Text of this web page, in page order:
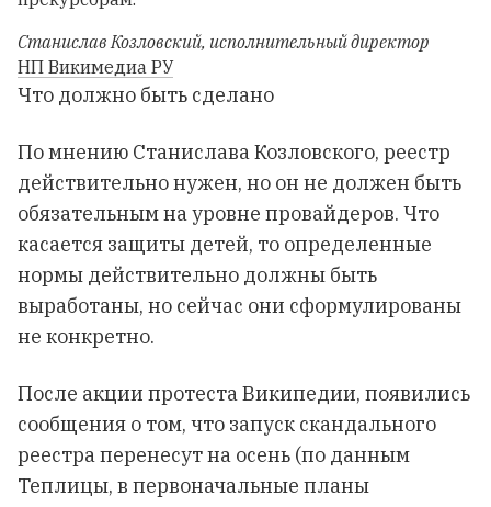
Станислав Козловский, исполнительный директор
НП Викимедиа РУ
Что должно быть сделано
По мнению Станислава Козловского, реестр
действительно нужен, но он не должен быть
обязательным на уровне провайдеров. Что
касается защиты детей, то определенные
нормы действительно должны быть
выработаны, но сейчас они сформулированы
не конкретно.
После акции протеста Википедии, появились
сообщения о том, что запуск скандального
реестра перенесут на осень (по данным
Теплицы, в первоначальные планы